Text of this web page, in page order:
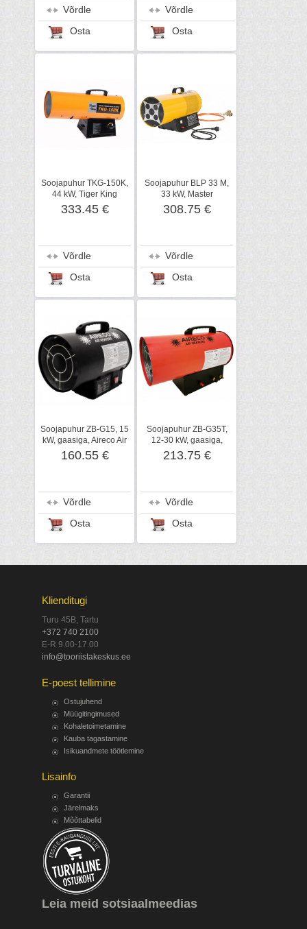
Võrdle
Osta
Võrdle
Osta
Soojapuhur TKG-150K,
44 kW, Tiger King
333.45 €
Võrdle
Osta
Soojapuhur BLP 33 M,
33 kW, Master
308.75 €
Võrdle
Osta
Soojapuhur ZB-G15, 15
kW, gaasiga, Aireco Air
Heaters
160.55 €
Võrdle
Osta
Soojapuhur ZB-G35T,
12-30 kW, gaasiga,
Aireco Air Heaters
213.75 €
Võrdle
Osta
Klienditugi
Turu 45B, Tartu
+372 740 2100
E-R 9.00-17.00
info@tooriistakeskus.ee
E-poest tellimine
Ostujuhend
Müügitingimused
Kohaletoimetamine
Kauba tagastamine
Isikuandmete töötlemine
Lisainfo
Garantii
Järelmaks
Mõõttabelid
Leia meid sotsiaalmeedias